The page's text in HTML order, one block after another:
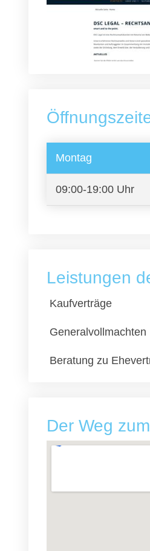
Montag
09:00-19:00 Uhr
Leistungen
Kaufverträge
Generalvollmachten
Beratung zu
Der Weg